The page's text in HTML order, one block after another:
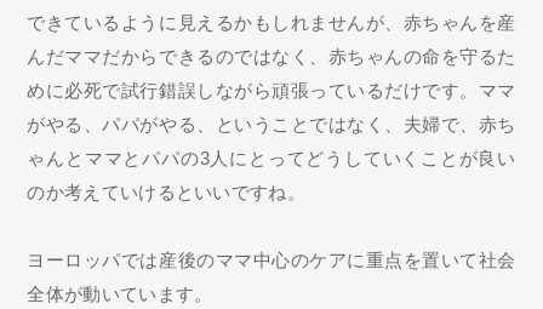
できているように見えるかもしれませんが、赤ちゃんを産
んだママだからできるのではなく、赤ちゃんの命を守るた
めに必死で試行錯誤しながら頑張っているだけです。ママ
がやる、パパがやる、ということではなく、夫婦で、赤ち
ゃんとママとパパの3人にとってどうしていくことが良い
のか考えていけるといいですね。
ヨーロッパでは産後のママ中心のケアに重点を置いて社会
全体が動いています。